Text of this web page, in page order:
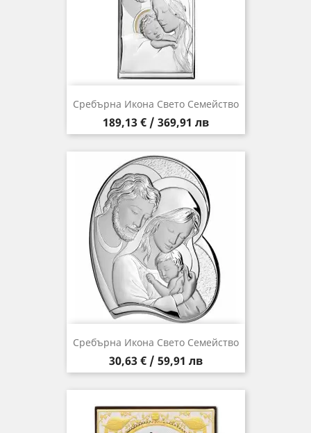
Сребърна Икона Свето Семейство
Цена
189,13 € / 369,91 лв
Сребърна Икона Свето Семейство
Цена
30,63 € / 59,91 лв